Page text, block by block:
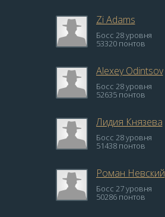
Zi Adams
Босс 28 уровня
53320 понтов
Alexey Odintsov
Босс 28 уровня
52635 понтов
Лидия Князева
Босс 28 уровня
51438 понтов
Роман Невский
Босс 27 уровня
50286 понтов